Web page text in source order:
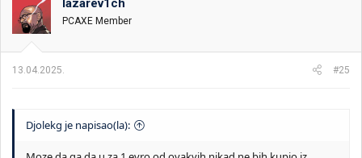
v
a
n
:
lazarev1ch
PCAXE Member
13.04.2025. #25
Djolekg je napisao(la):